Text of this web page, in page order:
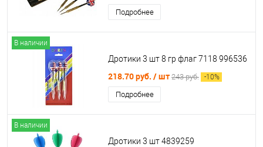
Подробнее
В наличии
Дротики 3 шт 8 гр флаг 7118 996536
218.70 руб. / шт 243 руб. -10%
Подробнее
В наличии
Дротики 3 шт 4839259